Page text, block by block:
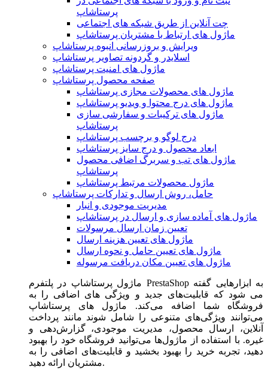
پرستاشاپ
چت آنلاین از طریق شبکه های اجتماعی
ماژول های ارتباط با مشتریان پرستاشاپ
ویرایش و بروزرسانی انبوه پرستاشاپ
اسلایدر و گردونه تصاویر پرستاشاپ
ماژول های امنیت پرستاشاپ
صفحه محصول پرستاشاپ
ماژول های محصولات مجازی پرستاشاپ
ماژول های درج محتوا و ویدیو پرستاشاپ
ماژول های ترکیبات و سفارشی سازی
پرستاشاپ
درج لوگو و برچسب پرستاشاپ
ابعاد محصول و درج سایز پرستاشاپ
ماژول های تب و سربرگ اضافی محصول
پرستاشاپ
ماژول محصولات مرتبط پرستاشاپ
حامل، روش ارسال و تدارکات پرستاشاپ
مدیریت موجودی و انبار
ماژول های آماده سازی و ارسال در پرستاشاپ
تعیین زمان ارسال مرسولات
ماژول های تعیین هزینه ارسال
ماژول های تعیین حامل و نحوه ارسال
ماژول های تعیین مکان دریافت مرسوله
ماژول‌ پرستاشاپ در پلتفرم PrestaShop به ابزارهایی گفته
می شود که قابلیت‌های جدید و ویژگی های اضافی را به
فروشگاه شما اضافه می‌کند. ماژول های پرستاشاپ
می‌توانند ویژگی‌های متنوعی را شامل شوند مانند پرداخت
آنلاین، ارسال محصول، مدیریت موجودی، گزارش‌دهی و
غیره. با استفاده از ماژول‌ها می‌توانید فروشگاه خود را بهبود
دهید، تجربه خرید را بهبود بخشید و قابلیت‌های اضافی را به
مشتریان ارائه دهید.